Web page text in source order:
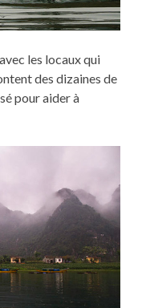
les locaux qui
des dizaines de
pour aider à